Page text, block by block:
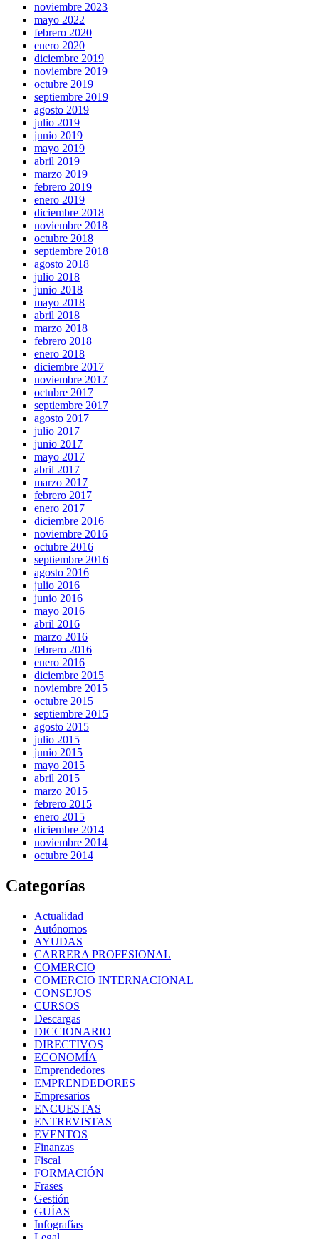
noviembre 2023
mayo 2022
febrero 2020
enero 2020
diciembre 2019
noviembre 2019
octubre 2019
septiembre 2019
agosto 2019
julio 2019
junio 2019
mayo 2019
abril 2019
marzo 2019
febrero 2019
enero 2019
diciembre 2018
noviembre 2018
octubre 2018
septiembre 2018
agosto 2018
julio 2018
junio 2018
mayo 2018
abril 2018
marzo 2018
febrero 2018
enero 2018
diciembre 2017
noviembre 2017
octubre 2017
septiembre 2017
agosto 2017
julio 2017
junio 2017
mayo 2017
abril 2017
marzo 2017
febrero 2017
enero 2017
diciembre 2016
noviembre 2016
octubre 2016
septiembre 2016
agosto 2016
julio 2016
junio 2016
mayo 2016
abril 2016
marzo 2016
febrero 2016
enero 2016
diciembre 2015
noviembre 2015
octubre 2015
septiembre 2015
agosto 2015
julio 2015
junio 2015
mayo 2015
abril 2015
marzo 2015
febrero 2015
enero 2015
diciembre 2014
noviembre 2014
octubre 2014
Categorías
Actualidad
Autónomos
AYUDAS
CARRERA PROFESIONAL
COMERCIO
COMERCIO INTERNACIONAL
CONSEJOS
CURSOS
Descargas
DICCIONARIO
DIRECTIVOS
ECONOMÍA
Emprendedores
EMPRENDEDORES
Empresarios
ENCUESTAS
ENTREVISTAS
EVENTOS
Finanzas
Fiscal
FORMACIÓN
Frases
Gestión
GUÍAS
Infografías